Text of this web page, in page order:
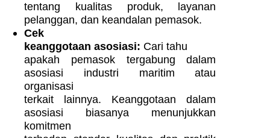
tentang kualitas produk, layanan
pelanggan, dan keandalan pemasok.
Cek
keanggotaan asosiasi: Cari tahu
apakah pemasok tergabung dalam
asosiasi industri maritim atau
organisasi
terkait lainnya. Keanggotaan dalam
asosiasi biasanya menunjukkan
komitmen